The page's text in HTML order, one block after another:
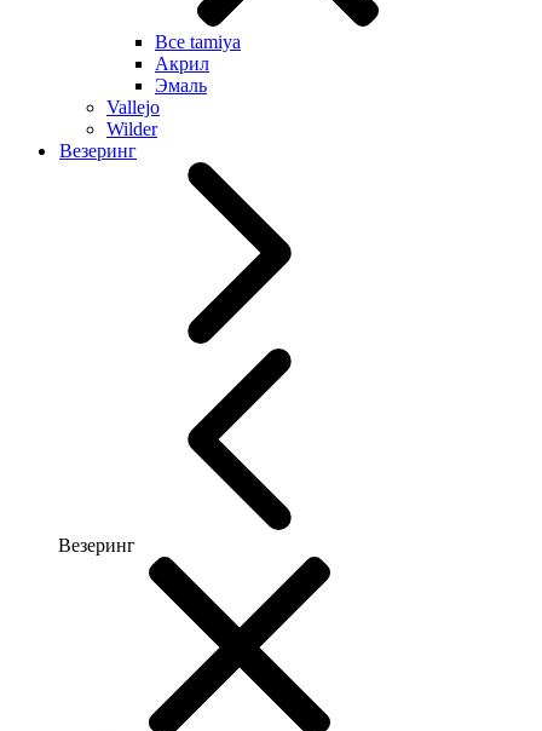
Все tamiya
Акрил
Эмаль
Vallejo
Wilder
Везеринг
Везеринг